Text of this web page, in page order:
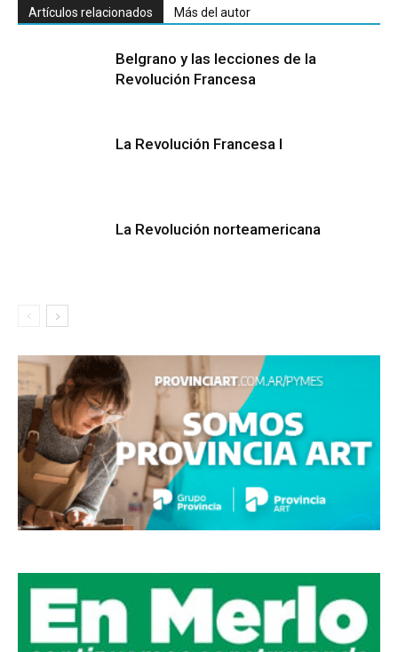
Artículos relacionados Más del autor
Belgrano y las lecciones de la
Revolución Francesa
La Revolución Francesa I
La Revolución norteamericana